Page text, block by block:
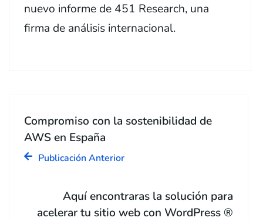
nuevo informe de 451 Research, una
firma de análisis internacional.
Compromiso con la sostenibilidad de
AWS en España
Publicación Anterior
Aquí encontraras la solución para
acelerar tu sitio web con WordPress ®